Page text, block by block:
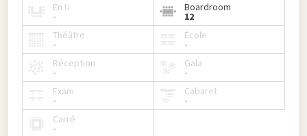
En U
-
Boardroom
12
Théâtre
-
École
-
Réception
-
Gala
-
Exam
-
Cabaret
-
Carré
-